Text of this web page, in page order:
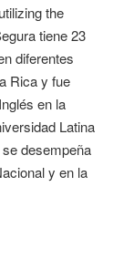
the
tiene 23
diferentes
Rica y fue
en la
Latina
desempeña
y en la